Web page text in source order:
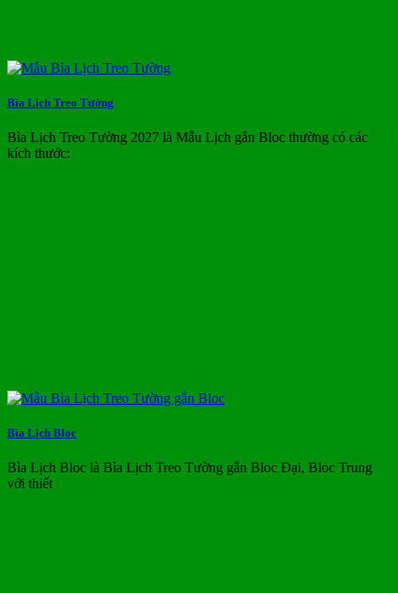
Bìa Lịch Treo Tường
Bìa Lịch Treo Tường 2027 là Mẫu Lịch gắn Bloc thường có các
kích thước:
Bìa Lịch Bloc
Bìa Lịch Bloc là Bìa Lịch Treo Tường gắn Bloc Đại, Bloc Trung
với thiết